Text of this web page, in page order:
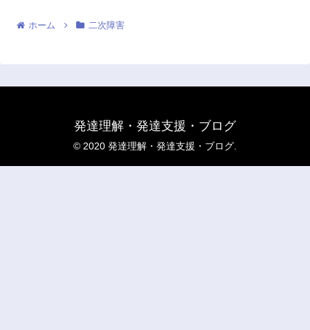
ホーム 二次障害
発達理解・発達支援・ブログ
© 2020 発達理解・発達支援・ブログ.